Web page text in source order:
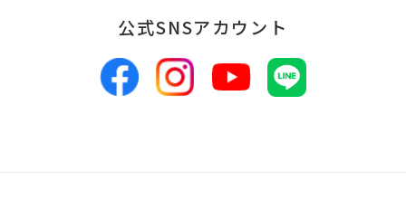
報は、適切かつ慎重に管理し、漏洩、改
ざん、紛失等がないよう適正な管理に努
めます。当社において安全管理のために
講じている措置の内容については、本プ
公式SNSアカウント